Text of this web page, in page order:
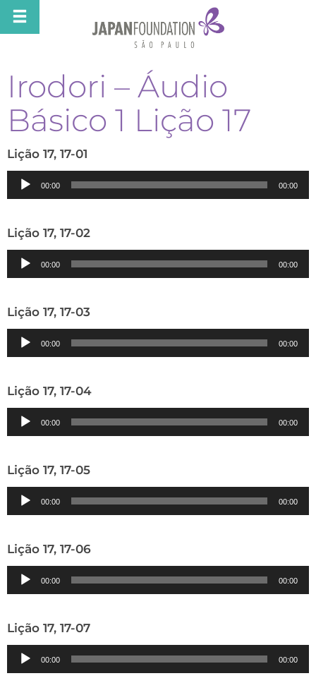
Irodori – Áudio
Básico 1 Lição 17
Lição 17, 17-01
Tocador
de
00:00 00:00
Lição 17, 17-02
Tocador
de
00:00 00:00
Lição 17, 17-03
Tocador
de
00:00 00:00
Lição 17, 17-04
Tocador
de
00:00 00:00
Lição 17, 17-05
Tocador
de
00:00 00:00
Lição 17, 17-06
Tocador
de
00:00 00:00
Lição 17, 17-07
Tocador
de
00:00 00:00